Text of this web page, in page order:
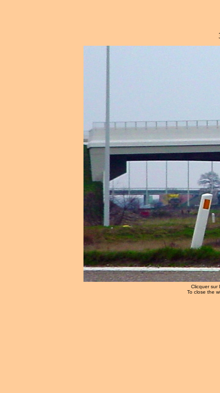
Clicquer sur
To close the